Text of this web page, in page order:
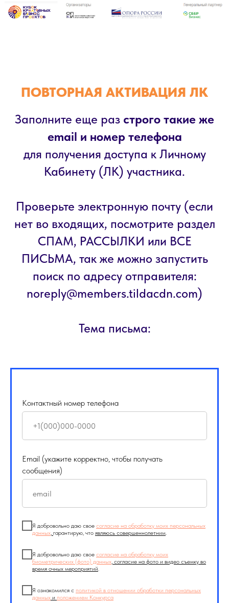
ПОВТОРНАЯ АКТИВАЦИЯ ЛК
Заполните еще раз строго такие же
email и номер телефона
для получения доступа к Личному
Кабинету (ЛК) участника.
Проверьте электронную почту (если
нет во входящих, посмотрите раздел
СПАМ, РАССЫЛКИ или ВСЕ
ПИСЬМА, так же можно запустить
поиск по адресу отправителя:
noreply@members.tildacdn.com)
Тема письма:
Контактный номер телефона
Email (укажите корректно, чтобы получать
сообщения)
Я добровольно даю свое согласие на обработку моих персональных
данных, гарантирую, что являюсь совершеннолетним.
Я добровольно даю свое согласие на обработку моих
биометрических (фото) данных , согласие на фото и видео съемку во
время очных мероприятий
Я ознакомился с политикой в отношении обработки персональных
данных и положением Конкурса